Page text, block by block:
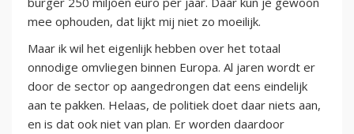
mee ophouden, dat lijkt mij niet zo moeilijk.
Maar ik wil het eigenlijk hebben over het totaal
onnodige omvliegen binnen Europa. Al jaren wordt er
door de sector op aangedrongen dat eens eindelijk
aan te pakken. Helaas, de politiek doet daar niets aan,
en is dat ook niet van plan. Er worden daardoor